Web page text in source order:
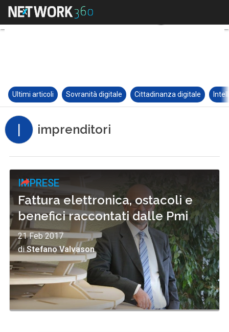
Ultimi articoli Sovranità digitale Cittadinanza digitale
I imprenditori
IMPRESE
Fattura elettronica, ostacoli e
benefici raccontati dalle Pmi
21 Feb 2017
diStefano Valvason